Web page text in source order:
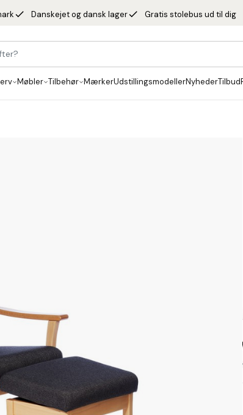
done Danskejet og dansk lagerdone Gratis stolebus ud til dig
Møbler Tilbehør Mærker Udstillingsmodeller Nyheder Tilbud
Se stolen i et
Produktet er udstillet i disse